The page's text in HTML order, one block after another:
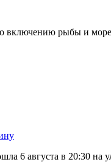
включению рыбы и
6 августа в 20:30 на